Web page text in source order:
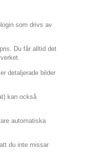
som drivs av
Du får alltid det
detaljerade bilder
kan också
automatiska
du inte missar